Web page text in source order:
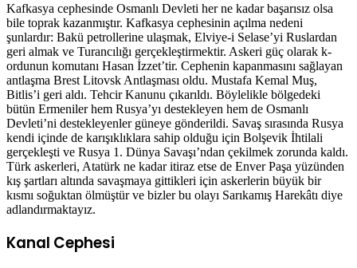
Kafkasya cephesinde Osmanlı Devleti her ne kadar başarısız olsa
bile toprak kazanmıştır. Kafkasya cephesinin açılma nedeni
şunlardır: Bakü petrollerine ulaşmak, Elviye-i Selase’yi Ruslardan
geri almak ve Turancılığı gerçekleştirmektir. Askeri güç olarak k-
ordunun komutanı Hasan İzzet’tir. Cephenin kapanmasını sağlayan
antlaşma Brest Litovsk Antlaşması oldu. Mustafa Kemal Muş,
Bitlis’i geri aldı. Tehcir Kanunu çıkarıldı. Böylelikle bölgedeki
bütün Ermeniler hem Rusya’yı destekleyen hem de Osmanlı
Devleti’ni destekleyenler güneye gönderildi. Savaş sırasında Rusya
kendi içinde de karışıklıklara sahip olduğu için Bolşevik İhtilali
gerçekleşti ve Rusya 1. Dünya Savaşı’ndan çekilmek zorunda kaldı.
Türk askerleri, Atatürk ne kadar itiraz etse de Enver Paşa yüzünden
kış şartları altında savaşmaya gittikleri için askerlerin büyük bir
kısmı soğuktan ölmüştür ve bizler bu olayı Sarıkamış Harekâtı diye
adlandırmaktayız.
Kanal Cephesi